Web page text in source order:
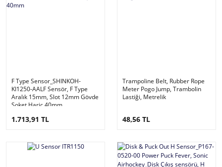
F Type Sensor_SHINKOH-
KI1250-AALF Sensör, F Type
Aralık 15mm, Slot 12mm Gövde
Soket Hariç 40mm
1.713,91 TL
Trampoline Belt, Rubber Rope
Meter Pogo Jump, Trambolin
Lastiği, Metrelik
48,56 TL